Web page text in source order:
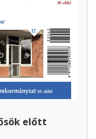
előtt